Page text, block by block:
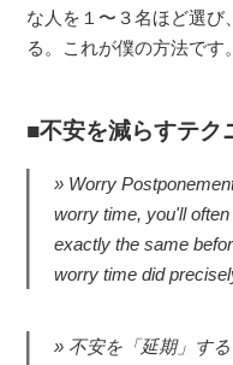
な人を１〜３名ほど選び
る。これが僕の方法です。
不安を減らすテク
Worry
worry time, you'll
exactly the same
worry time did
不安を「延期」す